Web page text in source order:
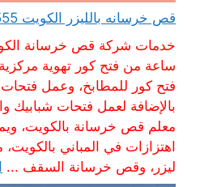
قص خرسانه بالليزر الكويت 65932555 فتح كور تكييف
ساعة من فتح كور تهوية
فتح كور للمطابخ، وعمل فتحات
بالإضافة لعمل فتحات شبابيك
معلم قص خرسانة بالكويت،
اهتزازات في المباني
ليزر، وقص خرسانة السقف ...